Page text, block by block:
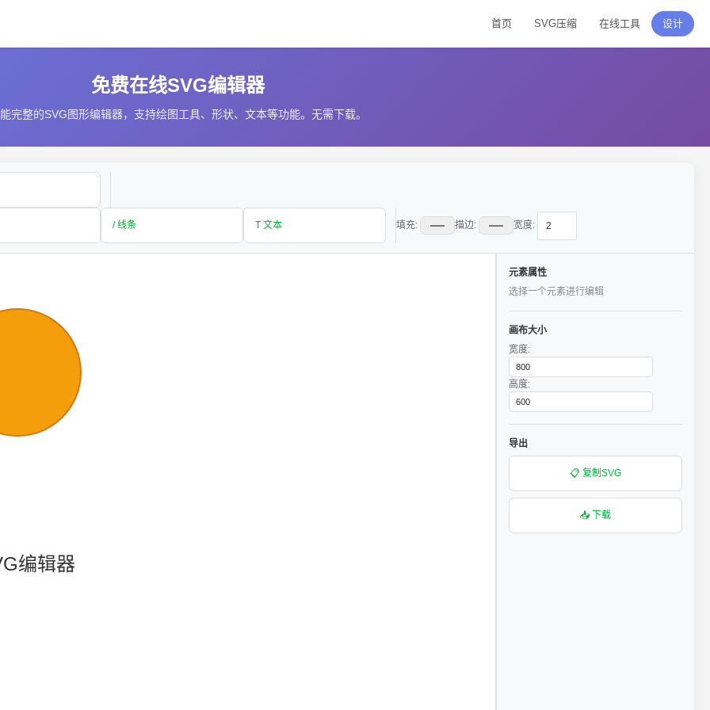
首页 SVG压缩 在线工具 设计
免费在线SVG编辑器
完整的SVG图形编辑器，支持绘图工具、形状、文本等功能。无需下载。
/ 线条 T 文本 填充: 描边: 宽度:
编辑器
元素属性
选择一个元素进行编辑
画布大小
宽度:
高度:
导出
📋 复制SVG
📥 下载